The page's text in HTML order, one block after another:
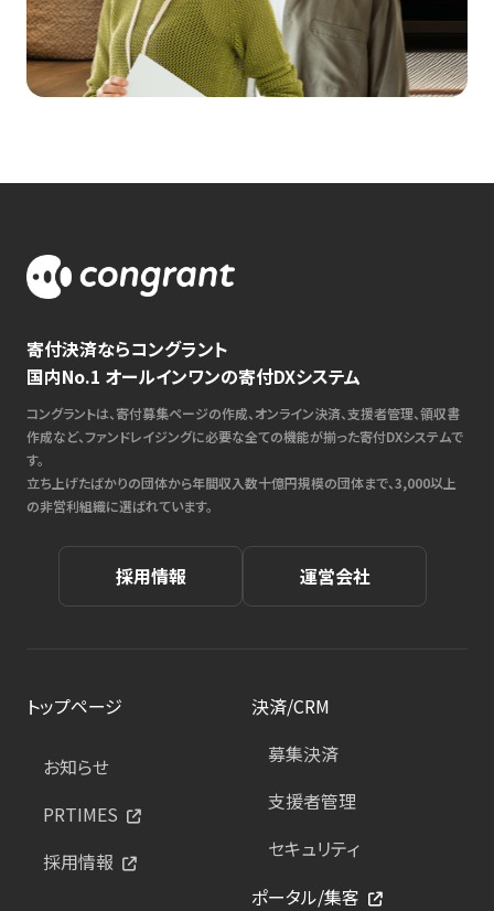
寄付決済ならコングラント
国内No.1 オールインワンの寄付DXシステム
コングラントは、寄付募集ページの作成、オンライン決済、支援者管理、領収書
作成など、ファンドレイジングに必要な全ての機能が揃った寄付DXシステムで
す。
立ち上げたばかりの団体から年間収入数十億円規模の団体まで、3,000以上
の非営利組織に選ばれています。
採用情報 運営会社
トップページ
お知らせ
PRTIMES
採用情報
決済/CRM
募集決済
支援者管理
セキュリティ
ポータル/集客